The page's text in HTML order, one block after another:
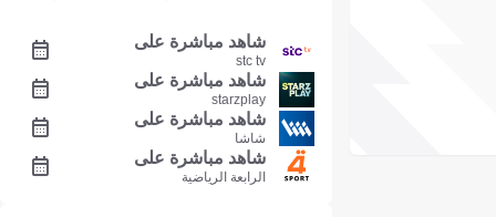
شاهد مباشرة على
stc tv
شاهد مباشرة على
starzplay
شاهد مباشرة على
شاشا
شاهد مباشرة على
الرابعة الرياضية